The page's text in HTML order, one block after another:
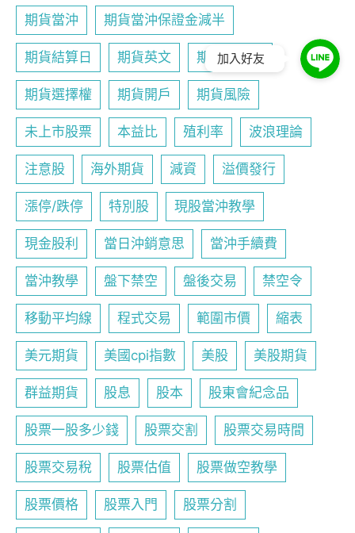
期貨當沖 期貨當沖保證金減半
期貨結算日 期貨英文 期貨行事曆
期貨選擇權 期貨開戶 期貨風險
未上市股票 本益比 殖利率 波浪理論
注意股 海外期貨 減資 溢價發行
漲停/跌停 特別股 現股當沖教學
現金股利 當日沖銷意思 當沖手續費
當沖教學 盤下禁空 盤後交易 禁空令
移動平均線 程式交易 範圍市價 縮表
美元期貨 美國cpi指數 美股 美股期貨
群益期貨 股息 股本 股東會紀念品
股票一股多少錢 股票交割 股票交易時間
股票交易稅 股票估值 股票做空教學
股票價格 股票入門 股票分割
加入好友